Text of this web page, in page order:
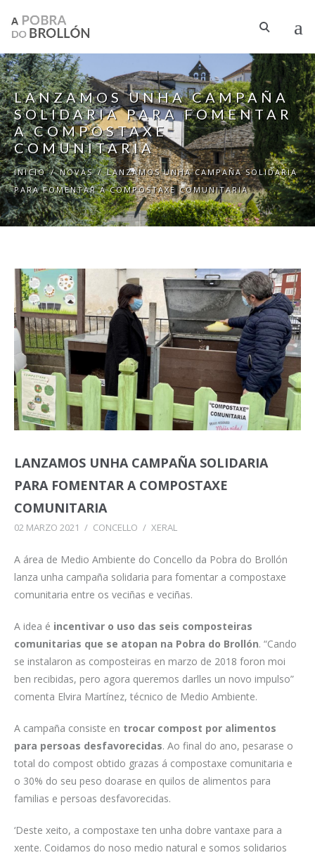
LANZAMOS UNHA CAMPAÑA
SOLIDARIA PARA FOMENTAR
A COMPOSTAXE
COMUNITARIA
INICIO / NOVAS / LANZAMOS UNHA CAMPAÑA SOLIDARIA
PARA FOMENTAR A COMPOSTAXE COMUNITARIA
LANZAMOS UNHA CAMPAÑA SOLIDARIA
PARA FOMENTAR A COMPOSTAXE
COMUNITARIA
02 MARZO 2021 / CONCELLO / XERAL
A área de Medio Ambiente do Concello da Pobra do Brollón
lanza unha campaña solidaria para fomentar a compostaxe
comunitaria entre os veciñas e veciñas.
A idea é incentivar o uso das seis composteiras
comunitarias que se atopan na Pobra do Brollón. “Cando
se instalaron as composteiras en marzo de 2018 foron moi
ben recibidas, pero agora queremos darlles un novo impulso”
comenta Elvira Martínez, técnico de Medio Ambiente.
A campaña consiste en trocar compost por alimentos
para persoas desfavorecidas. Ao final do ano, pesarase o
total do compost obtido grazas á compostaxe comunitaria e
o 30% do seu peso doarase en quilos de alimentos para
familias e persoas desfavorecidas.
‘Deste xeito, a compostaxe ten unha dobre vantaxe para a
xente. Coidamos do noso medio natural e somos solidarios